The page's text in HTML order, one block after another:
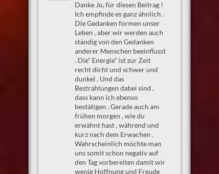
Danke Jo, für diesen Beitrag !
Ich empfinde es ganz ähnlich .
Die Gedanken formen unser
Leben , aber wir werden auch
ständig von den Gedanken
anderer Menschen beeinflusst
. Die” Energie” ist zur Zeit
recht dicht und schwer und
dunkel . Und das
Bestrahlungen dabei sind ,
dass kann ich ebenso
bestätigen . Gerade auch am
frühen morgen , wie du
erwähnt hast , während und
kurz nach dem Erwachen .
Wahrscheinlich möchte man
uns somit schon negativ auf
den Tag vorbereiten damit wir
wenig Hoffnung und Freude